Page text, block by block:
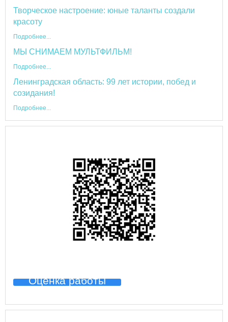
Творческое настроение: юные таланты создали
красоту
Подробнее...
МЫ СНИМАЕМ МУЛЬТФИЛЬМ!
Подробнее...
Ленинградская область: 99 лет истории, побед и
созидания!
Подробнее...
Оценка работы